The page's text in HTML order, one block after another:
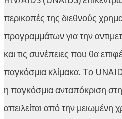
περικοπές της διεθνούς
προγραμμάτων για την
και τις συνέπειες που θα
παγκόσμια κλίμακα. Tο
η παγκόσμια ανταπόκριση
απειλείται από την μειωμένη